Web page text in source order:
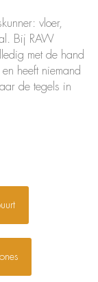
vloer,
Bij RAW
met de hand
heeft niemand
de tegels in